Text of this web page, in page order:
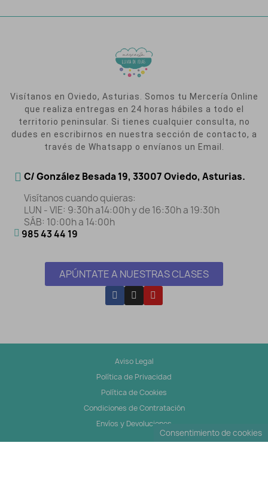
Visítanos en Oviedo, Asturias. Somos tu Mercería Online
que realiza entregas en 24 horas hábiles a todo el
territorio peninsular. Si tienes cualquier consulta, no
dudes en escribirnos en nuestra sección de contacto, a
través de Whatsapp o envíanos un Email.
C/ González Besada 19, 33007 Oviedo, Asturias.
Visítanos cuando quieras:
LUN - VIE: 9:30h a14:00h y de 16:30h a 19:30h
SÁB: 10:00h a 14:00h
985 43 44 19
APÚNTATE A NUESTRAS CLASES
Aviso Legal
Política de Privacidad
Política de Cookies
Condiciones de Contratación
Envíos y Devoluciones
Consentimiento de cookies